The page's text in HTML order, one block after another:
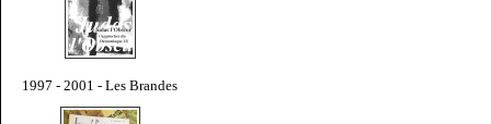
1997 - 2001 - Les Brandes